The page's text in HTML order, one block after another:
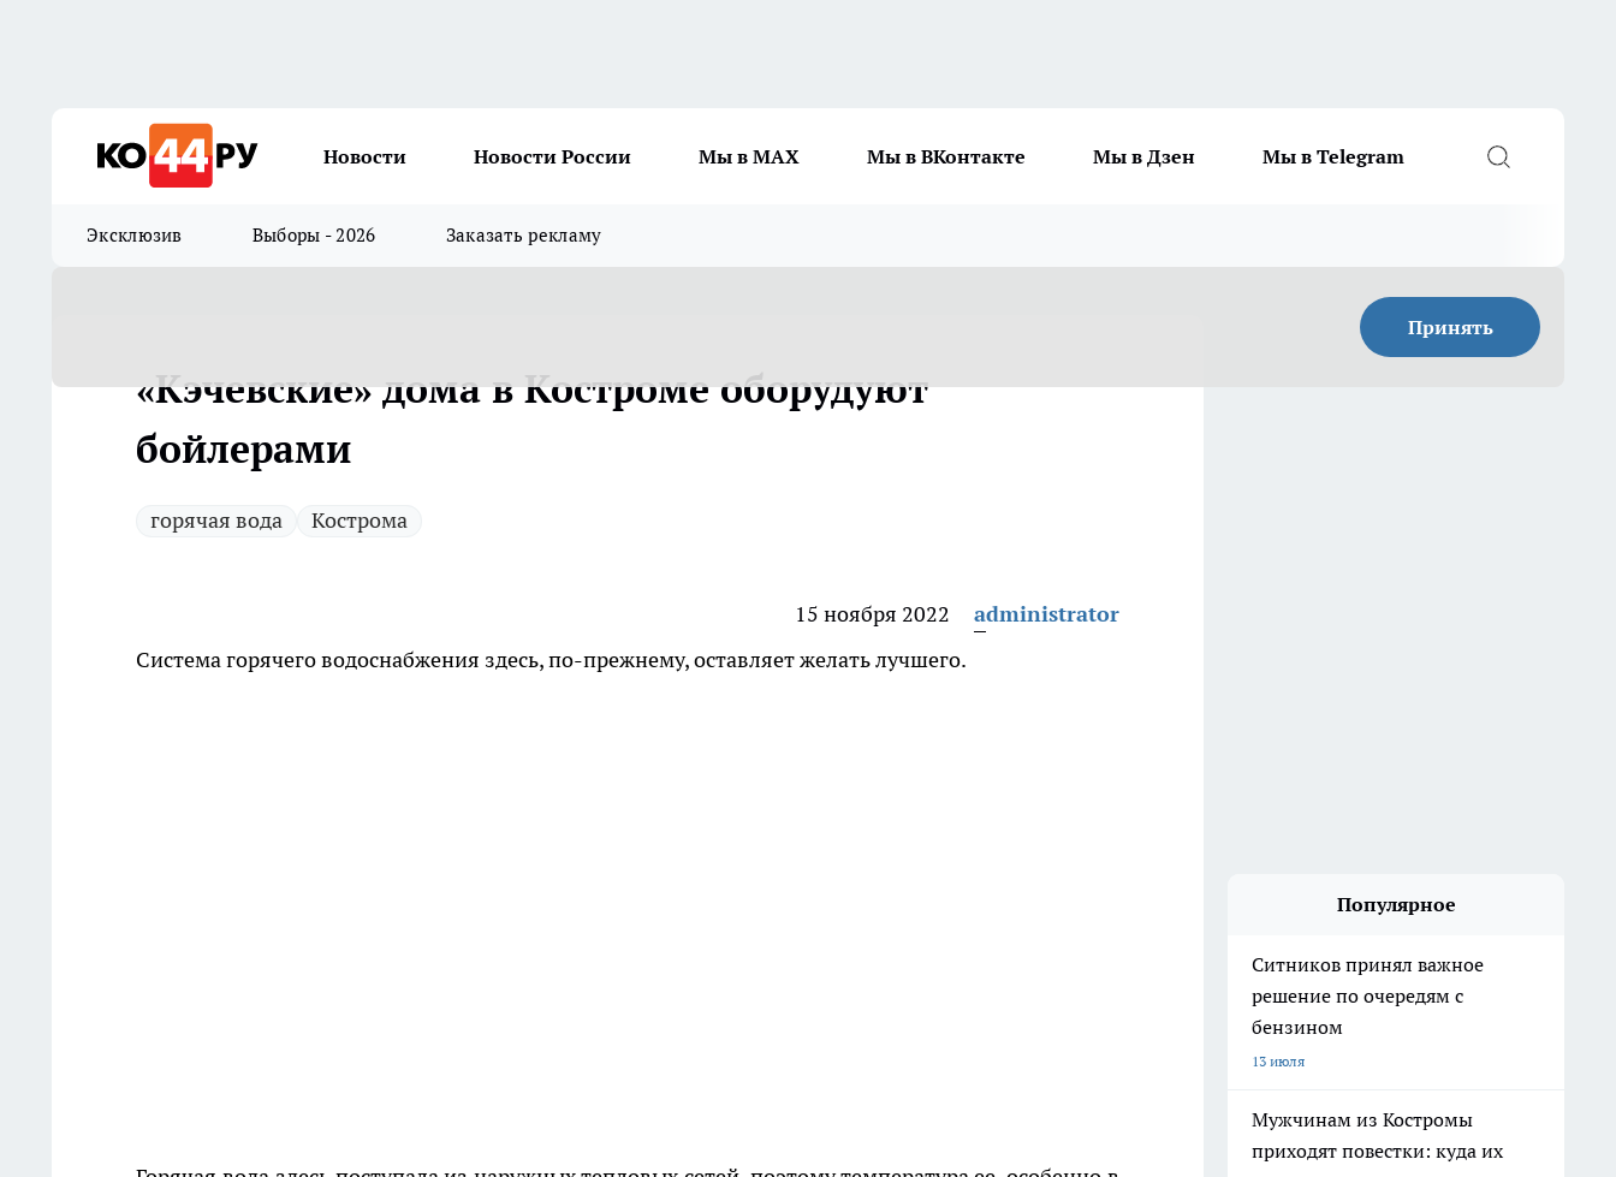
Новости Новости России Мы в MAX Мы в ВКонтакте Мы в Дзен Мы в Telegram
Эксклюзив Выборы - 2026 Заказать рекламу
Принять
«Кэчевские» дома в Костроме оборудуют
бойлерами
горячая вода Кострома
15 ноября 2022
administrator
Система горячего водоснабжения здесь, по-прежнему, оставляет желать лучшего.
Популярное
Ситников принял важное
решение по очередям с
бензином
13 июля
Мужчинам из Костромы
приходят повестки: куда их